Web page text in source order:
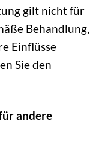
gilt nicht für
Behandlung,
Einflüsse
Sie den
andere